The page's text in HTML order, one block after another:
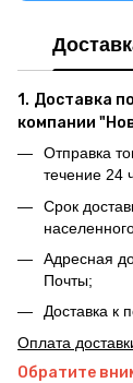
1. Доставка
компании
Отправка
течение 24
Срок
Адресная
Почты;
Доставка к
Оплата
Обратите